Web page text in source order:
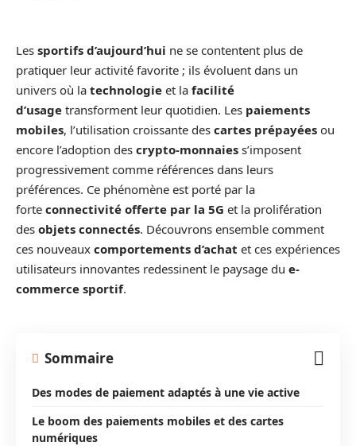
Les sportifs d’aujourd’hui ne se contentent plus de
pratiquer leur activité favorite ; ils évoluent dans un
univers où la technologie et la facilité
d’usage transforment leur quotidien. Les paiements
mobiles, l’utilisation croissante des cartes prépayées ou
encore l’adoption des crypto-monnaies s’imposent
progressivement comme références dans leurs
préférences. Ce phénomène est porté par la
forte connectivité offerte par la 5G et la prolifération
des objets connectés. Découvrons ensemble comment
ces nouveaux comportements d’achat et ces expériences
utilisateurs innovantes redessinent le paysage du e-
commerce sportif.
Sommaire
Des modes de paiement adaptés à une vie active
Le boom des paiements mobiles et des cartes
numériques